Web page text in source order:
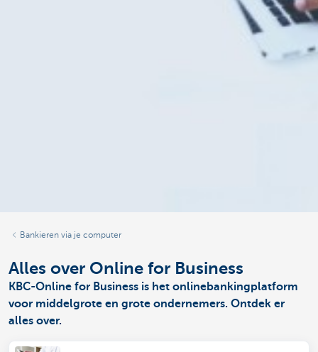
Bankieren via je computer
Alles over Online for Business
KBC-Online for Business is het onlinebankingplatform
voor middelgrote en grote ondernemers. Ontdek er
alles over.